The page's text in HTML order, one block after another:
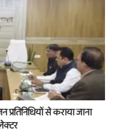
से कराया जाना